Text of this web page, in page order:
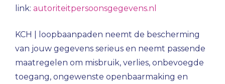
link: autoriteitpersoonsgegevens.nl
KCH | loopbaanpaden neemt de bescherming
van jouw gegevens serieus en neemt passende
maatregelen om misbruik, verlies, onbevoegde
toegang, ongewenste openbaarmaking en